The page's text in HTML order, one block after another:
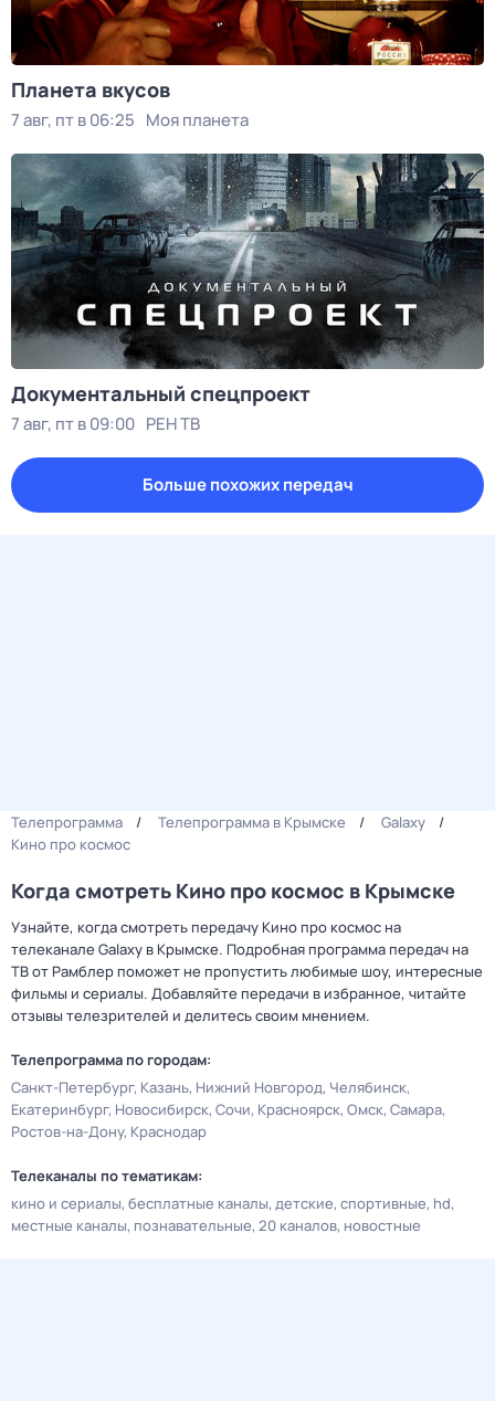
Планета вкусов
7 авг, пт в 06:25 Моя планета
Документальный спецпроект
7 авг, пт в 09:00 РЕН ТВ
Больше похожих передач
Телепрограмма Телепрограмма в Крымске
Galaxy
Кино про космос
Когда смотреть Кино про космос в Крымске
Узнайте, когда смотреть передачу Кино про космос на
телеканале Galaxy в Крымске. Подробная программа передач на
ТВ от Рамблер поможет не пропустить любимые шоу, интересные
фильмы и сериалы. Добавляйте передачи в избранное, читайте
отзывы телезрителей и делитесь своим мнением.
Телепрограмма по городам:
Санкт-Петербург Казань Нижний Новгород Челябинск
Екатеринбург Новосибирск Сочи Красноярск Омск Самара
Ростов-на-Дону Краснодар
Телеканалы по тематикам:
кино и сериалы бесплатные каналы детские спортивные hd
местные каналы познавательные 20 каналов новостные